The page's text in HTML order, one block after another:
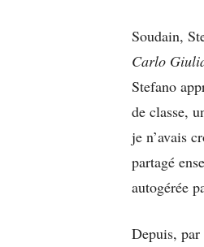
Soudain,
Carlo
Stefano
de classe,
je n’avais
partagé
autogérée
Depuis,